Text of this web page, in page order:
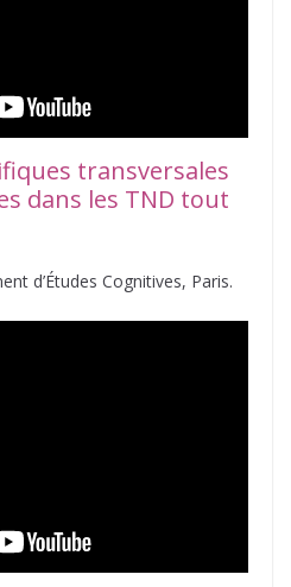
transversales
dans les TND tout
d’Études Cognitives, Paris.